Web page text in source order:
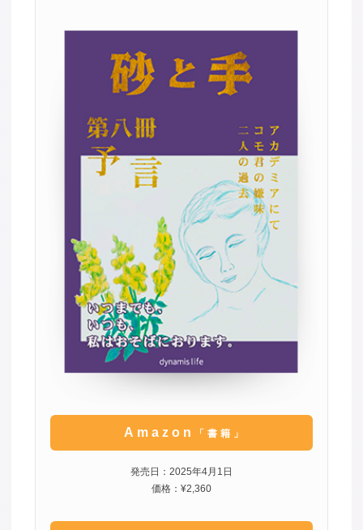
Amazon 「書籍」
発売日：2025年4月1日
価格：¥2,360